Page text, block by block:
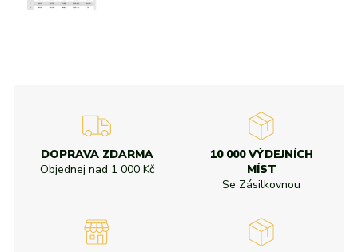
DOPRAVA ZDARMA
Objednej nad 1 000 Kč
10 000 VÝDEJNÍCH
MÍST
Se Zásilkovnou